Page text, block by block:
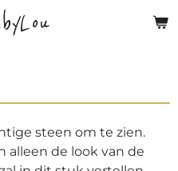
steen om te zien.
alleen de look van de